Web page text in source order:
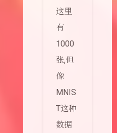
这里
有
1000
张,但
像
MNIS
T这种
数据